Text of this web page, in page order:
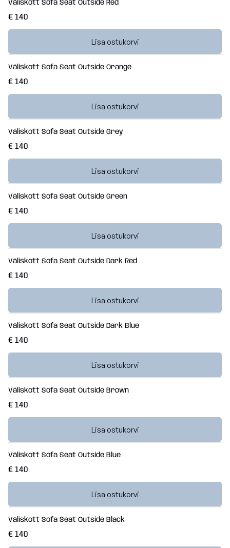
Väliskott Sofa Seat Outside Red
€ 140
Lisa ostukorvi
Väliskott Sofa Seat Outside Orange
€ 140
Lisa ostukorvi
Väliskott Sofa Seat Outside Grey
€ 140
Lisa ostukorvi
Väliskott Sofa Seat Outside Green
€ 140
Lisa ostukorvi
Väliskott Sofa Seat Outside Dark Red
€ 140
Lisa ostukorvi
Väliskott Sofa Seat Outside Dark Blue
€ 140
Lisa ostukorvi
Väliskott Sofa Seat Outside Brown
€ 140
Lisa ostukorvi
Väliskott Sofa Seat Outside Blue
€ 140
Lisa ostukorvi
Väliskott Sofa Seat Outside Black
€ 140